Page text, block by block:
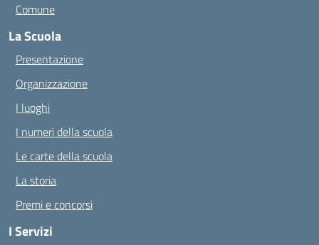
Comune
La Scuola
Presentazione
Organizzazione
I luoghi
I numeri della scuola
Le carte della scuola
La storia
Premi e concorsi
I Servizi